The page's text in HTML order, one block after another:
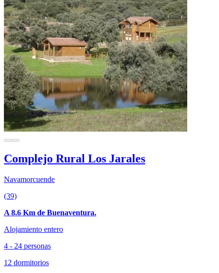
Complejo Rural Los Jarales
Navamorcuende
(39)
A 8.6 Km de Buenaventura.
Alojamiento entero
4 - 24 personas
12 dormitorios